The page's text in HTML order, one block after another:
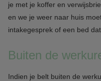
je met je koffer en
en we je weer naar huis
intakegesprek of een bed
Buiten de
Indien je belt buiten de